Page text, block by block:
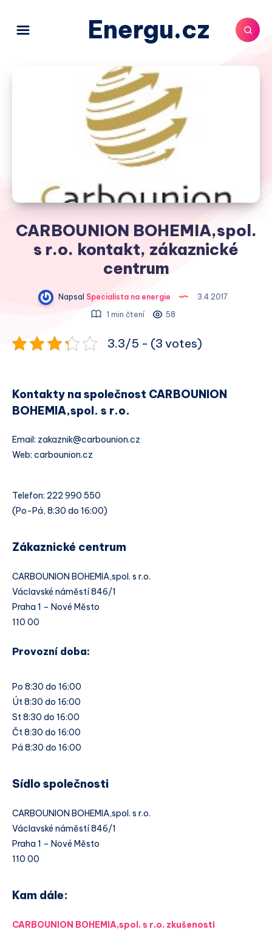
Energu.cz
CARBOUNION BOHEMIA,spol.
s r.o. kontakt, zákaznické
centrum
Napsal Specialista na energie
3.4.2017
1 min čtení
58
3.3/5 - (3 votes)
Kontakty na společnost CARBOUNION
BOHEMIA,spol. s r.o.
Email: zakaznik@carbounion.cz
Web: carbounion.cz
Telefon: 222 990 550
(Po-Pá, 8:30 do 16:00)
Zákaznické centrum
CARBOUNION BOHEMIA,spol. s r.o.
Václavské náměstí 846/1
Praha 1 – Nové Město
110 00
Provozní doba:
Po 8:30 do 16:00
Út 8:30 do 16:00
St 8:30 do 16:00
Čt 8:30 do 16:00
Pá 8:30 do 16:00
Sídlo společnosti
CARBOUNION BOHEMIA,spol. s r.o.
Václavské náměstí 846/1
Praha 1 – Nové Město
110 00
Kam dále:
CARBOUNION BOHEMIA,spol. s r.o. zkušenosti